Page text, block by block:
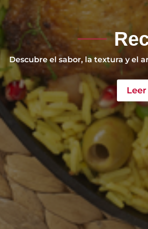
Descubre el sabor, la textura y el